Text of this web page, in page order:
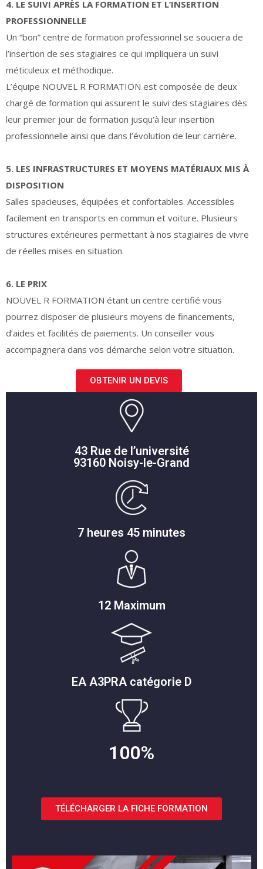
4. LE SUIVI APRÈS LA FORMATION ET L’INSERTION
PROFESSIONNELLE
Un “bon” centre de formation professionnel se souciera de
l’insertion de ses stagiaires ce qui impliquera un suivi
méticuleux et méthodique.
L’équipe NOUVEL R FORMATION est composée de deux
chargé de formation qui assurent le suivi des stagiaires dès
leur premier jour de formation jusqu’à leur insertion
professionnelle ainsi que dans l’évolution de leur carrière.
5. LES INFRASTRUCTURES ET MOYENS MATÉRIAUX MIS À
DISPOSITION
Salles spacieuses, équipées et confortables. Accessibles
facilement en transports en commun et voiture. Plusieurs
structures extérieures permettant à nos stagiaires de vivre
de réelles mises en situation.
6. LE PRIX
NOUVEL R FORMATION étant un centre certifié vous
pourrez disposer de plusieurs moyens de financements,
d’aides et facilités de paiements. Un conseiller vous
accompagnera dans vos démarche selon votre situation.
OBTENIR UN DEVIS
43 Rue de l’université
93160 Noisy-le-Grand
7 heures 45 minutes
12 Maximum
EA A3PRA catégorie D
100%
TÉLÉCHARGER LA FICHE FORMATION